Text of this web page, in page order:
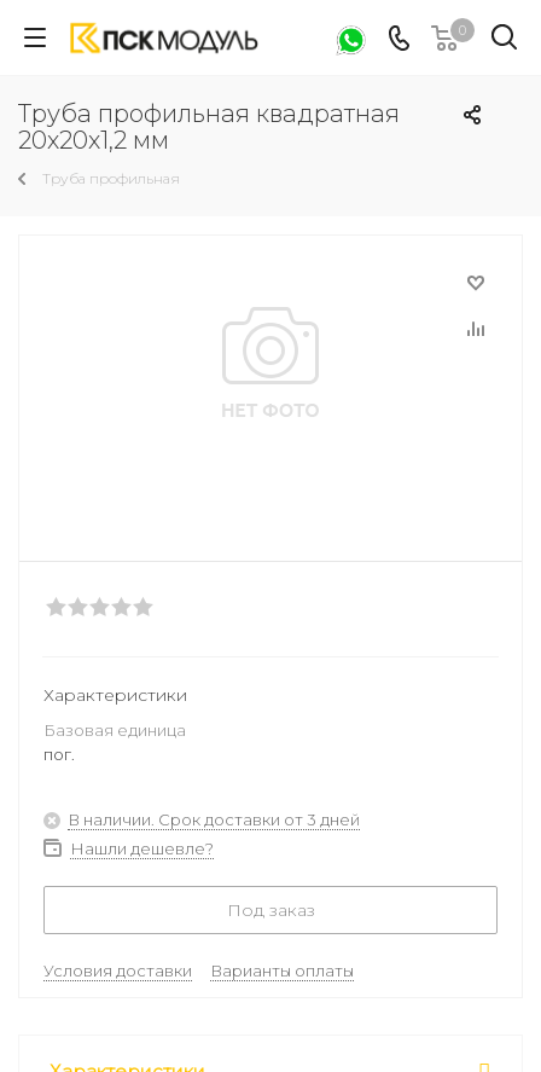
0
Труба профильная квадратная
20х20х1,2 мм
Труба профильная
Характеристики
Базовая единица
пог.
В наличии. Срок доставки от 3 дней
Нашли дешевле?
Под заказ
Условия доставки Варианты оплаты